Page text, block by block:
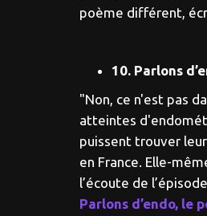
poème différent,
10. Parlons
"Non, ce n'est pas
atteintes
puissent trouver
en France. Elle-
l’écoute de
Parlons d’endo, le